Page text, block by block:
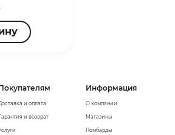
Информация
О компании
Магазины
Ломбарды
Доставка и оплата
и возврат